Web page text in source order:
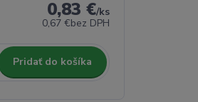
0,83 €/ks
0,67 €bez DPH
Pridať do košíka